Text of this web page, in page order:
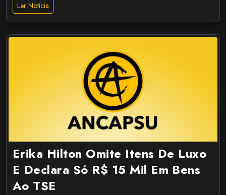
Ler Notícia
Erika Hilton Omite Itens De Luxo
E Declara Só R$ 15 Mil Em Bens
Ao TSE